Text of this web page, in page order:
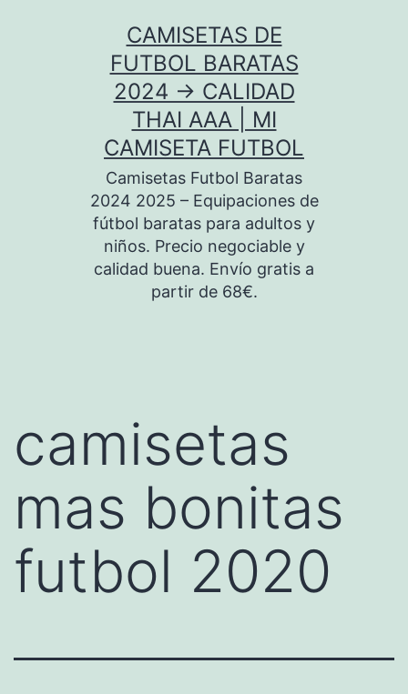
CAMISETAS DE
FUTBOL BARATAS
2024 → CALIDAD
THAI AAA | MI
CAMISETA FUTBOL
Camisetas Futbol Baratas
2024 2025 – Equipaciones de
fútbol baratas para adultos y
niños. Precio negociable y
calidad buena. Envío gratis a
partir de 68€.
camisetas
mas bonitas
futbol 2020